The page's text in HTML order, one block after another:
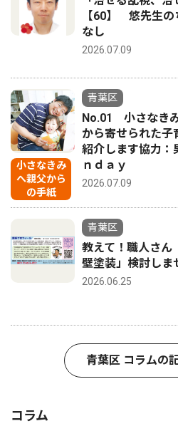
【60】 悠先生の
なし
2026.07.09
小さなきみ
へ親父から
の手紙
青葉区
No.01 小さなき
から寄せられた子
紹介します協力：
ｎｄａｙ
2026.07.09
青葉区
教えて！職人さ
壁塗装」検討しま
2026.06.25
青葉区 コラムの
コラム